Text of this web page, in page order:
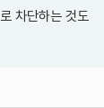
차단하는 것도